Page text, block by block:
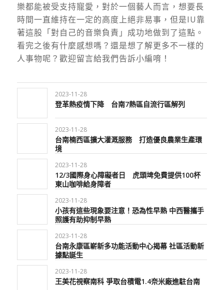
樂都能被受支持寵愛，對於一個藝人而言，想要長
時間一直維持在一定的高度上絕非易事，但是IU靠
著這股「對自己的音樂負責」成功地做到了這點。
看完之後有什麼感想嗎？還是想了解更多不一樣的
人事物呢？歡迎留言給我們告訴小編唷！
2023-11-28
登革熱疫情下降 台南7熱區自流行區解列
2023-11-28
台南楠西區擴大灌溉服務 打造優良農業生產環
境
2023-11-28
12/3國際身心障礙者日 虎頭埤免費提供100杯
東山咖啡給身障者
2023-11-28
小孩有這些現象要注意！恐為性早熟 中西醫攜手
照護有助抑制早熟
2023-11-28
台南永康區嶄新多功能活動中心揭幕 社區活動新
據點誕生
2023-11-28
王美花視察南科 爭取台積電1.4奈米廠進駐台南